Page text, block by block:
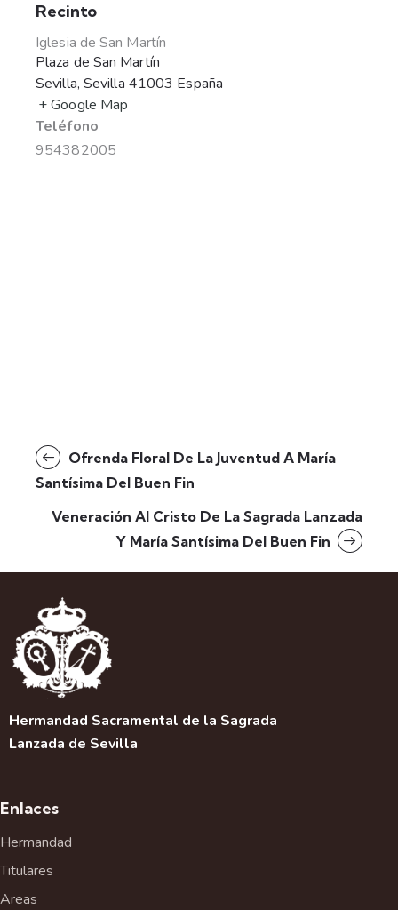
Recinto
Iglesia de San Martín
Plaza de San Martín
Sevilla, Sevilla 41003 España
+ Google Map
Teléfono
954382005
Ofrenda Floral De La Juventud A María
Santísima Del Buen Fin
Veneración Al Cristo De La Sagrada Lanzada
Y María Santísima Del Buen Fin
Hermandad Sacramental de la Sagrada
Lanzada de Sevilla
Enlaces
Hermandad
Titulares
Areas